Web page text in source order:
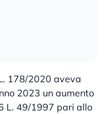
178/2020 aveva
2023 un aumento
L. 49/1997 pari allo